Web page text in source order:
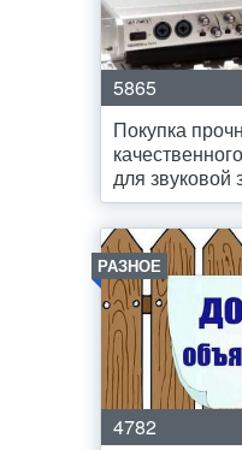
5865
Покупка
для звуковой
РАЗНОЕ
4782